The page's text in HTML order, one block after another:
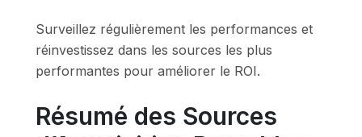
Surveillez régulièrement les performances et
réinvestissez dans les sources les plus
performantes pour améliorer le ROI.
Résumé des Sources